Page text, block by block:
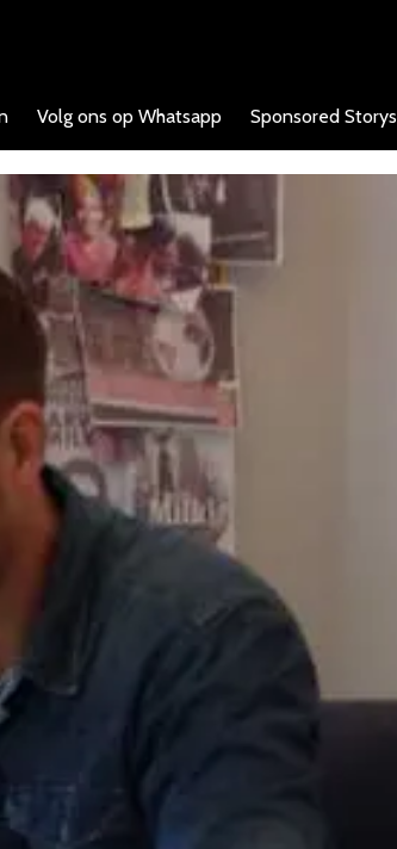
Volg ons op Whatsapp Sponsored Storys